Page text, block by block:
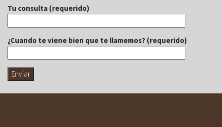
Tu consulta (requerido)
¿Cuando te viene bien que te llamemos? (requerido)